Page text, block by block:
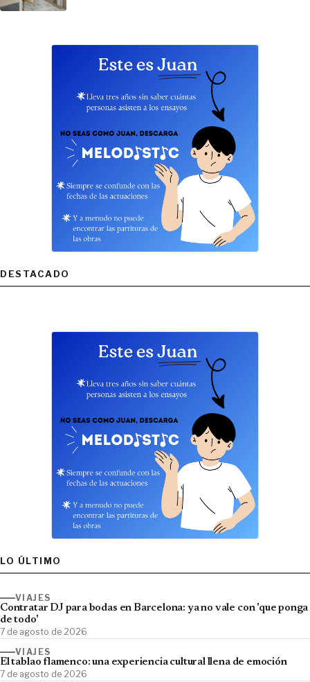
DESTACADO
LO ÚLTIMO
VIAJES
Contratar DJ para bodas en Barcelona: ya no vale con 'que ponga
de todo'
7 de agosto de 2026
VIAJES
El tablao flamenco: una experiencia cultural llena de emoción
7 de agosto de 2026